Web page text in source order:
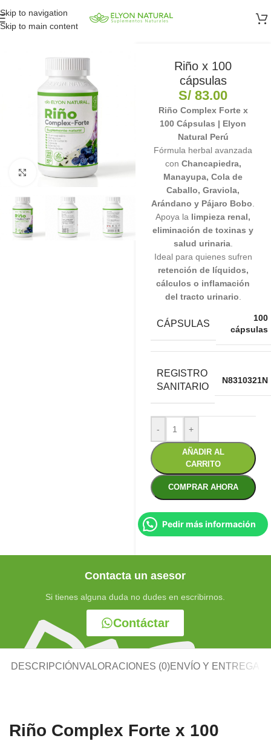
Skip to navigation
Skip to main content
Clic para ampliar
Riño x 100
cápsulas
S/ 83.00
Riño Complex Forte x
100 Cápsulas | Elyon
Natural Perú
Fórmula herbal avanzada
con Chancapiedra,
Manayupa, Cola de
Caballo, Graviola,
Arándano y Pájaro Bobo
Apoya la limpieza renal,
eliminación de toxinas y
salud urinaria.
Ideal para quienes sufren
retención de líquidos,
cálculos o inflamación
del tracto urinario
CÁPSULAS
100
cápsulas
REGISTRO
SANITARIO
N8310321N
- +
AÑADIR AL
CARRITO
COMPRAR AHORA
Pedir más información
Contáctar
Contacta un asesor
Si tienes alguna duda no dudes en escribirnos.
DESCRIPCIÓNVALORACIONES (0)ENVÍO Y ENTREGA
Riño Complex Forte x 100